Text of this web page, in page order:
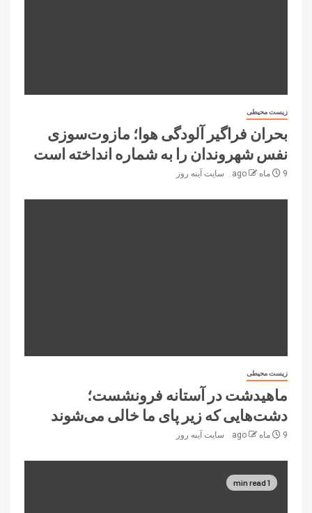
زیست محیطی
بحران فراگیر آلودگی هوا؛ مازوت‌سوزی
نفس شهروندان را به شماره انداخته است
9 ماه ago سایت آینه‌ روز
زیست محیطی
ماهیدشت در آستانه فرونشست؛
دشت‌هایی که زیر پای ما خالی می‌شوند
9 ماه ago سایت آینه‌ روز
1 min read